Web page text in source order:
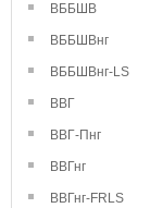
ВББШВ
ВББШВнг
ВББШВнг-LS
ВВГ
ВВГ-Пнг
ВВГнг
ВВГнг-FRLS